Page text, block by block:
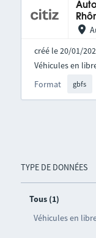
TYPE DE DONNÉES
Tous (1)
Véhicules en
créé le 20/01/
Format gbfs
Véhicules en